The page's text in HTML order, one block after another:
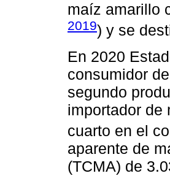
maíz amarillo
2019) y se
En 2020
consumidor
segundo
importador de
cuarto en el
aparente de
(TCMA) de